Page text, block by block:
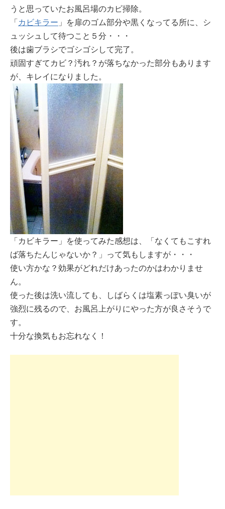
うと思っていたお風呂場のカビ掃除。
「 カビキラー 」を扉のゴム部分や黒くなってる所に、シ
ュッシュして待つこと５分・・・
後は歯ブラシでゴシゴシして完了。
頑固すぎてカビ？汚れ？が落ちなかった部分もあります
が、キレイになりました。
「カビキラー」を使ってみた感想は、「なくてもこすれ
ば落ちたんじゃないか？」って気もしますが・・・
使い方かな？効果がどれだけあったのかはわかりませ
ん。
使った後は洗い流しても、しばらくは塩素っぽい臭いが
強烈に残るので、お風呂上がりにやった方が良さそうで
す。
十分な換気もお忘れなく！